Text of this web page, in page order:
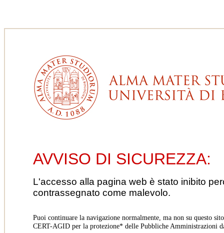
AVVISO DI SICUREZZA:
L'accesso alla pagina web è stato inibito
contrassegnato come malevolo.
Puoi continuare la navigazione normalmente, ma non su questo
CERT-AGID per la protezione* delle Pubbliche Amministrazioni